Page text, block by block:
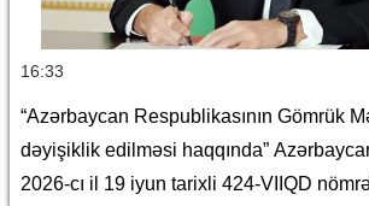
dekabr tarixli 504 nömrəli Fərmanında
edilməsi barədə" 2014-cü il 20 fevral
Respublikası Prezidentinin 2019-cu il 30
nömrəli Fərmanında dəyişiklik edilməsi
12 may tarixli 1017 nömrəli
16:33
“Azərbaycan Respublikasının Gömrük
dəyişiklik edilməsi haqqında”
2026-cı il 19 iyun tarixli 424-VIIQD